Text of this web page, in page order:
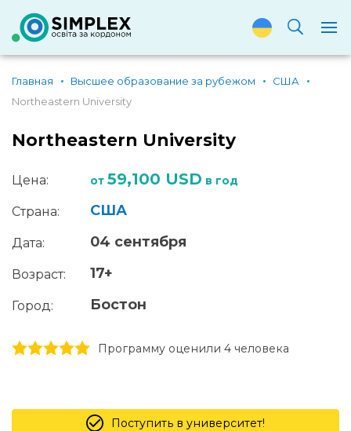
Главная Высшее образование за рубежом
США
Northeastern University
Northeastern University
Цена: от 59,100 USD в год
Страна: США
Дата: 04 сентября
Возраст: 17+
Город: Бостон
5 stars
4 stars
3 stars
2 stars
1 stars Программу оценили 4 человекa
Поступить в университет!